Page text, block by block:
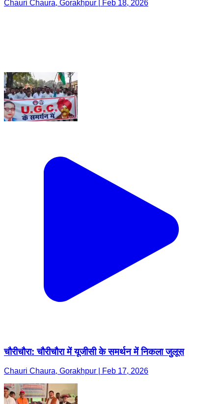
Chauri Chaura, Gorakhpur | Feb 18, 2026
चौरीचौरा: चौरीचौरा में यूजीसी के समर्थन में निकला जुलूस